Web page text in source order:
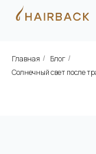
Главная / Блог /
Солнечный свет после